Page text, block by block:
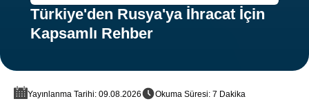
Ana Sayfa
Türkiye'den Rusya'ya İhracat İçin
Kapsamlı Rehber
Yayınlanma Tarihi: 09.08.2026 Okuma Süresi: 7 Dakika